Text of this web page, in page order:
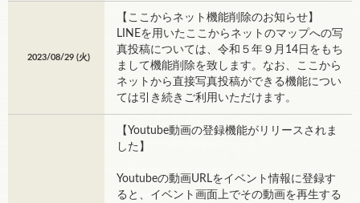
2023/08/29 (火)
【ここからネット機能削除のお知らせ】
LINEを用いたここからネットのマップへの写
真投稿については、令和５年９月14日をもち
まして機能削除を致します。なお、ここから
ネットから直接写真投稿ができる機能につい
ては引き続きご利用いただけます。
【Youtube動画の登録機能がリリースされま
した】
Youtubeの動画URLをイベント情報に登録す
ると、イベント画面上でその動画を再生する